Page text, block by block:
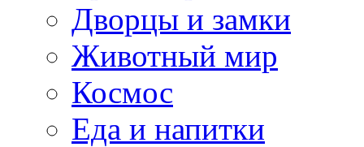
Дворцы и замки
Животный мир
Космос
Еда и напитки